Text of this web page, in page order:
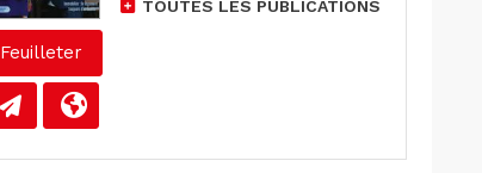
Feuilleter
TOUTES LES PUBLICATIONS